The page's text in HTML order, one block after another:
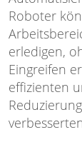
Roboter
erledigen,
Eingreifen
effizienten